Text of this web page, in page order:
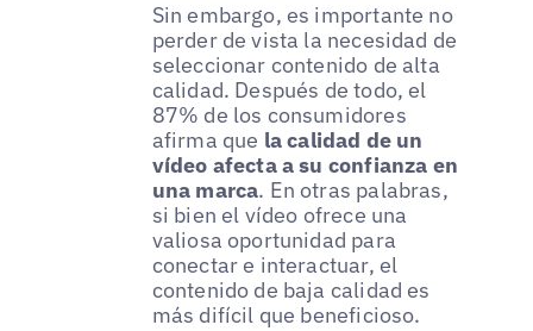
Sin embargo, es importante no
perder de vista la necesidad de
seleccionar contenido de alta
calidad. Después de todo, el
87% de los consumidores
afirma que la calidad de un
vídeo afecta a su confianza en
una marca. En otras palabras,
si bien el vídeo ofrece una
valiosa oportunidad para
conectar e interactuar, el
contenido de baja calidad es
más difícil que beneficioso.